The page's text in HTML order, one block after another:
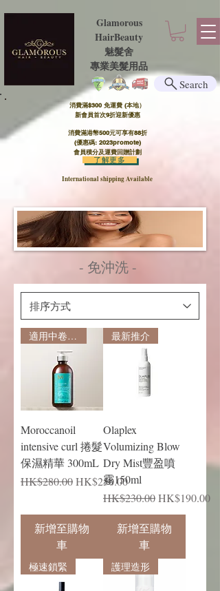
Glamorous
HairBeauty
魅髮舍
​​專業美髮用品
消費滿$300 免運費 (本地）​
新會員首次9折迎新優惠
消費滿港幣500元可享有88折
(優惠碼: 2023promote)
會員積分及運費回贈計劃
International shipping Available
了解更多
Search
- 免沖洗 -
適用中卷及小卷
Moroccanoil
intensive curl 捲髮
保濕精華 300mL
一般價格
HK$280.00促銷價格
HK$250.00
新增至購物
車
最新推介
Olaplex
Volumizing Blow
Dry Mist豐盈噴
霧150ml
一般價格
HK$230.00促銷價格
HK$190.00
新增至購物
車
極速鎖緊 護理造形